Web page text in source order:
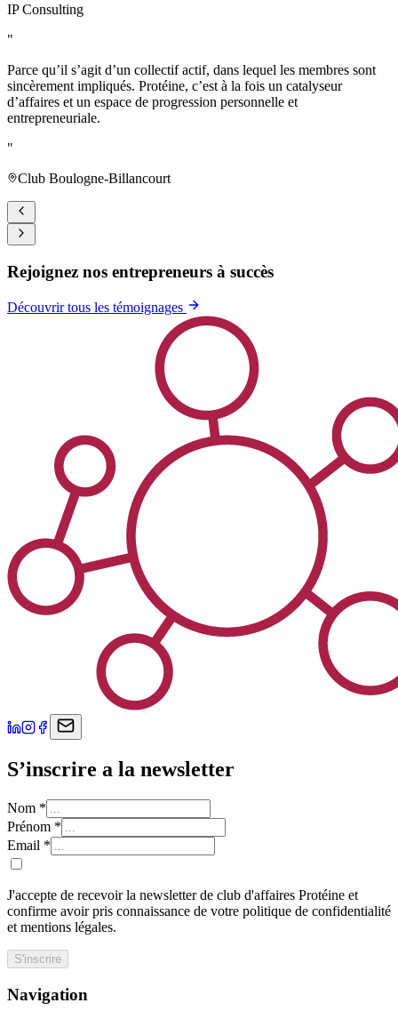
IP Consulting
"
Parce qu’il s’agit d’un collectif actif, dans lequel les membres sont
sincèrement impliqués. Protéine, c’est à la fois un catalyseur
d’affaires et un espace de progression personnelle et
entrepreneuriale.
"
Club Boulogne-Billancourt
Rejoignez nos entrepreneurs à succès
Découvrir tous les témoignages
S’inscrire a la newsletter
Nom *
Prénom *
Email *
J'accepte de recevoir la newsletter de club d'affaires Protéine et
confirme avoir pris connaissance de votre politique de confidentialité
et mentions légales.
S'inscrire
Navigation